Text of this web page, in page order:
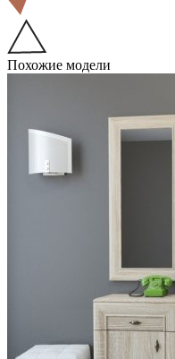
Похожие модели